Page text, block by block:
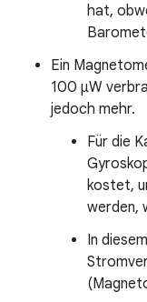
hat,
Ein
100 µW
jedoch mehr.
Für die
kostet,
werden,
In